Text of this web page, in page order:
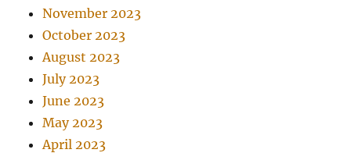
November 2023
October 2023
August 2023
July 2023
June 2023
May 2023
April 2023